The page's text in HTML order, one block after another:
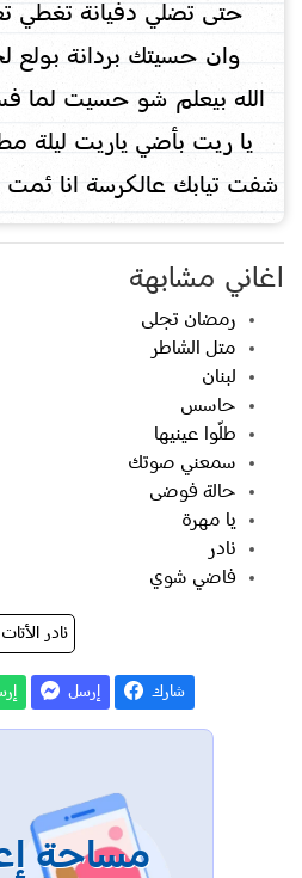
حتى تضلي دفيانة تغطي
وان حسيتك بردانة بولع
الله بيعلم شو حسيت لما
يا ريت بأضي ياريت ليلة
شفت تيابك عالكرسة انا
اغاني مشابهة
رمضان تجلى
متل الشاطر
لبنان
حاسس
طلّوا عينيها
سمعني صوتك
حالة فوضى
يا مهرة
نادر
فاضي شوي
نادر الأتات
شارك إرسل
مساحة